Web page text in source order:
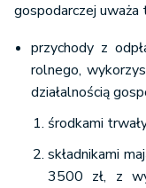
gospodarczej uważa
przychody z
rolnego,
działalnością
środkami
składnikami
3500 zł, z